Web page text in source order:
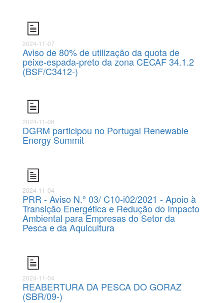
2024-11-07
Aviso de 80% de utilização da quota de
peixe-espada-preto da zona CECAF 34.1.2
(BSF/C3412-)
2024-11-06
DGRM participou no Portugal Renewable
Energy Summit
2024-11-04
PRR - Aviso N.º 03/ C10-i02/2021 - Apoio à
Transição Energética e Redução do Impacto
Ambiental para Empresas do Setor da
Pesca e da Aquicultura
2024-11-04
REABERTURA DA PESCA DO GORAZ
(SBR/09-)